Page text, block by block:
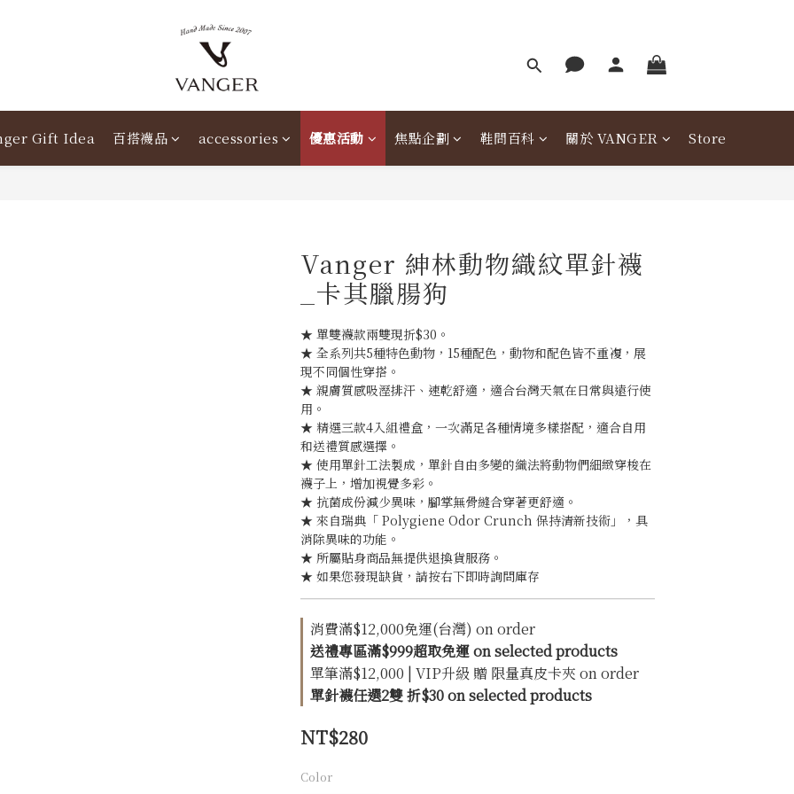
Gift Idea 百搭襪品 accessories 優惠活動 焦點企劃 鞋問百科 關於 VANGER Store
Vanger 紳林動物織紋單針襪
_卡其臘腸狗
★ 單雙襪款兩雙現折$30。
★ 全系列共5種特色動物，15種配色，動物和配色皆不重複，展
現不同個性穿搭。
★ 親膚質感吸溼排汗、速乾舒適，適合台灣天氣在日常與遠行使
用。
★ 精選三款4入組禮盒，一次滿足各種情境多樣搭配，適合自用
和送禮質感選擇。
★ 使用單針工法製成，單針自由多變的織法將動物們細緻穿梭在
襪子上，增加視覺多彩。
★ 抗菌成份減少異味，腳掌無骨縫合穿著更舒適。
★ 來自瑞典「 Polygiene Odor Crunch 保持清新技術」，具
消除異味的功能。
★ 所屬貼身商品無提供退換貨服務。
★ 如果您發現缺貨，請按右下即時詢問庫存
消費滿$12,000免運(台灣) on order
送禮專區滿$999超取免運 on selected products
單筆滿$12,000 | VIP升級 贈 限量真皮卡夾 on order
單針襪任選2雙 折$30 on selected products
NT$280
Color